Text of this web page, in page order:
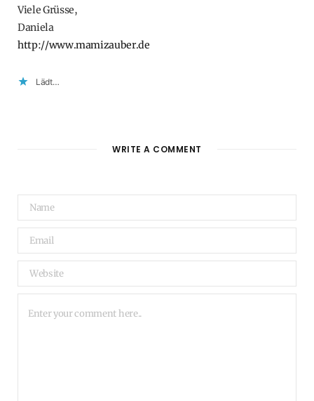
Viele Grüsse,
Daniela
http://www.mamizauber.de
Lädt…
WRITE A COMMENT